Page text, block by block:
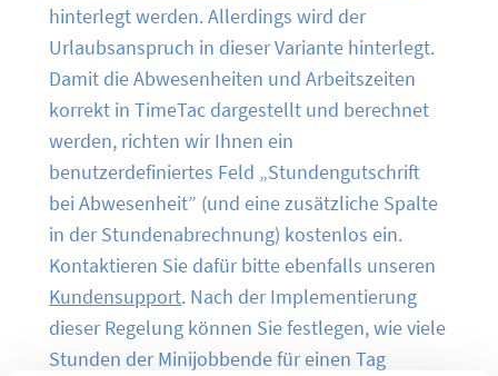
hinterlegt werden. Allerdings wird der
Urlaubsanspruch in dieser Variante hinterlegt.
Damit die Abwesenheiten und Arbeitszeiten
korrekt in TimeTac dargestellt und berechnet
werden, richten wir Ihnen ein
benutzerdefiniertes Feld „Stundengutschrift
bei Abwesenheit” (und eine zusätzliche Spalte
in der Stundenabrechnung) kostenlos ein.
Kontaktieren Sie dafür bitte ebenfalls unseren
Kundensupport. Nach der Implementierung
dieser Regelung können Sie festlegen, wie viele
Stunden der Minijobbende für einen Tag